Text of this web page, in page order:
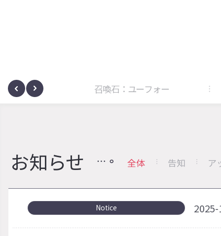
サノヴァ 召喚石：ユーフォー
お知らせ 全体 告知 ア
Notice